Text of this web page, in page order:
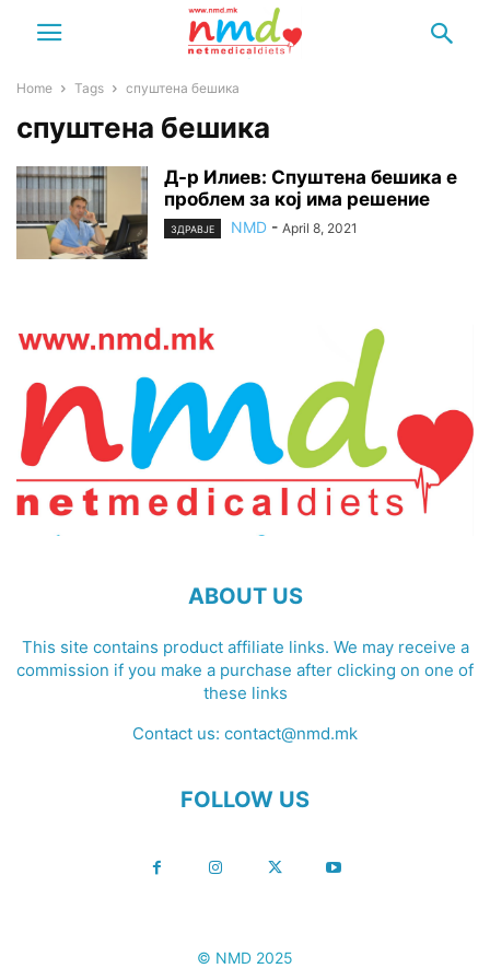
Home Tags спуштена бешика
спуштена бешика
Д-р Илиев: Спуштена бешика е
проблем за кој има решение
ЗДРАВЈЕ NMD - April 8, 2021
ABOUT US
This site contains product affiliate links. We may receive a
commission if you make a purchase after clicking on one of
these links
Contact us: contact@nmd.mk
FOLLOW US
© NMD 2025